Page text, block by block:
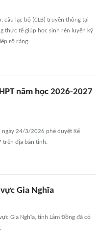
lạc bộ (CLB) truyền thông tại
thực tế giúp học sinh rèn luyện kỹ
rõ ràng.
năm học 2026-2027
ngày 24/3/2026 phê duyệt Kế
trên địa bàn tỉnh.
Gia Nghĩa
Gia Nghĩa, tỉnh Lâm Đồng đã có